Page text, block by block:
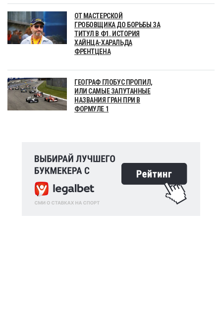
ОТ МАСТЕРСКОЙ
ГРОБОВЩИКА ДО БОРЬБЫ ЗА
ТИТУЛ В Ф1. ИСТОРИЯ
ХАЙНЦА-ХАРАЛЬДА
ФРЕНТЦЕНА
ГЕОГРАФ ГЛОБУС ПРОПИЛ,
ИЛИ САМЫЕ ЗАПУТАННЫЕ
НАЗВАНИЯ ГРАН ПРИ В
ФОРМУЛЕ 1